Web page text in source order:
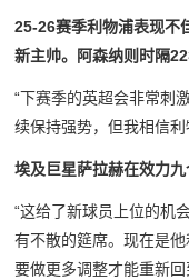
25-26赛季利物浦表现不
新主帅。阿森纳则时隔
“下赛季的英超会非常刺
续保持强势，但我相信
埃及巨星萨拉赫在效力
“这给了新球员上位的机
有不散的筵席。现在是
要做更多调整才能重新回